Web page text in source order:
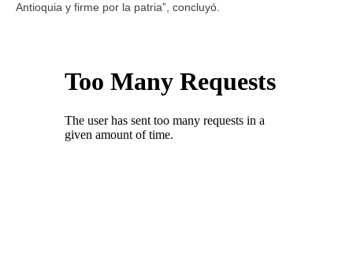
Antioquia y firme por la patria”, concluyó.